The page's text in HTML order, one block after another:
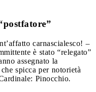
carnascialesco! –
è stato “relegato”
assegnato la
spicca per notorietà
Pinocchio.